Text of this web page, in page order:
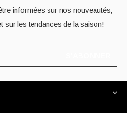
informées sur nos nouveautés,
sur les tendances de la saison!